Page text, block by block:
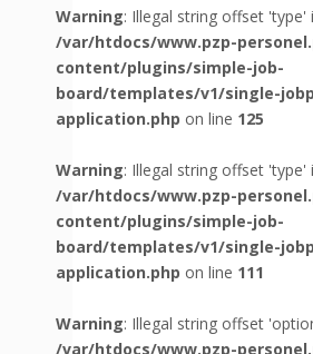
Warning: Illegal string offset 'type'
/var/htdocs/www.pzp-
content/plugins/simple-job-
board/templates/v1/single-
application.php on line 125
Warning: Illegal string offset 'type'
/var/htdocs/www.pzp-
content/plugins/simple-job-
board/templates/v1/single-
application.php on line 111
Warning: Illegal string offset
/var/htdocs/www.pzp-